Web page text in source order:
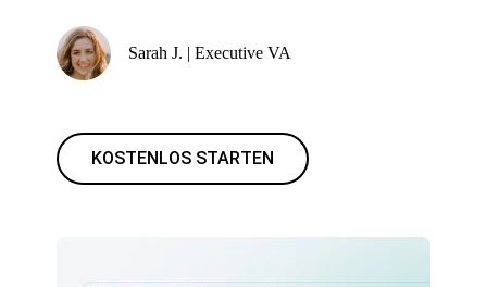
Sarah J. | Executive VA
KOSTENLOS STARTEN